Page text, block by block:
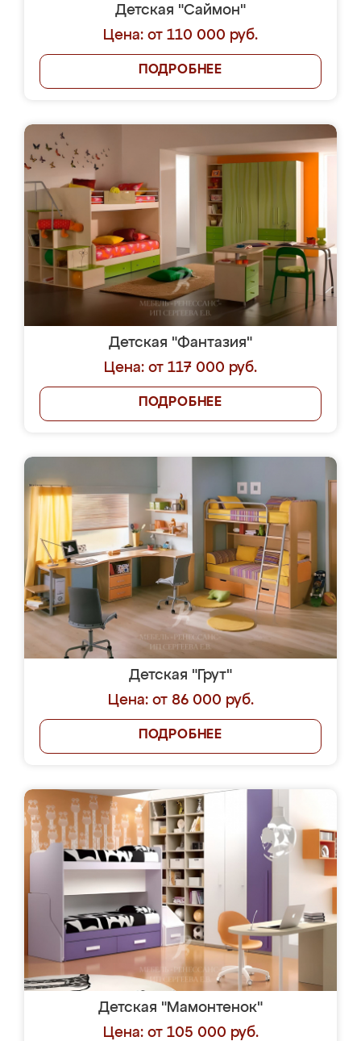
Детская "Саймон"
Цена: от 110 000 руб.
ПОДРОБНЕЕ
Детская "Фантазия"
Цена: от 117 000 руб.
ПОДРОБНЕЕ
Детская "Грут"
Цена: от 86 000 руб.
ПОДРОБНЕЕ
Детская "Мамонтенок"
Цена: от 105 000 руб.